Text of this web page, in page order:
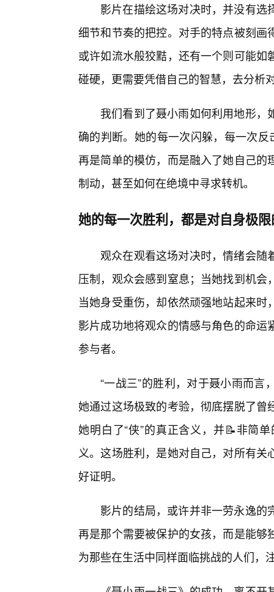
影片在描绘这场对决时，并没有
细节和节奏的把控。对手的特点被刻
或许如流水般狡黠，还有一个则可能
碰硬，更需要凭借自己的智慧，去分析
我们看到了聂小雨如何利用地形
确的判断。她的每一次闪躲，每一次
再是简单的模仿，而是融入了她自己
制动，甚至如何在绝境中寻求转机。
她的每一次胜利，都是对自身极
观众在观看这场对决时，情绪会随
压制，观众会感到窒息；当她找到机
当她身受重伤，却依然顽强地站起来
影片成功地将观众的情感与角色的命
参与者。
“一战三”的胜利，对于聂小雨而
她通过这场极致的考验，彻底摆脱了
她明白了“侠”的真正含义，并📝非简
义。这场胜利，是她对自己，对所有
好证明。
影片的结局，或许并非一劳永逸
再是那个需要被保护的女孩，而是能
为那些在生活中同样面临挑战的人们，